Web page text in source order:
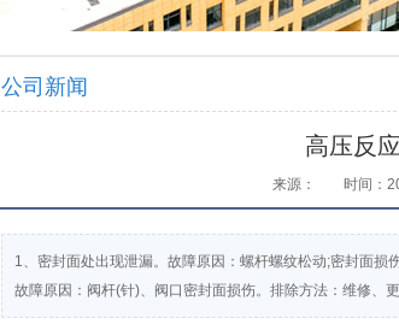
公司新闻
高压反
来源： 时间：
1、密封面处出现泄漏。故障原因：螺杆螺纹松动;密封面损
故障原因：阀杆(针)、阀口密封面损伤。排除方法：维修、